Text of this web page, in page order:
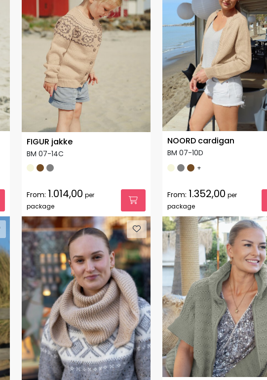
FIGUR jakke
BM 07-14C
From: 1.014,00 per
package
NOORD cardigan
BM 07-10D
+
From: 1.352,00 per
package